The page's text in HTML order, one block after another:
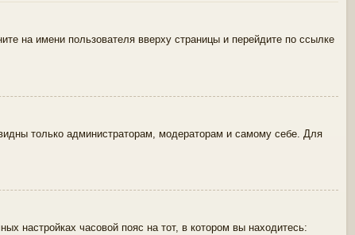
на имени пользователя вверху страницы и перейдите по ссылке
только администраторам, модераторам и самому себе. Для
настройках часовой пояс на тот, в котором вы находитесь: